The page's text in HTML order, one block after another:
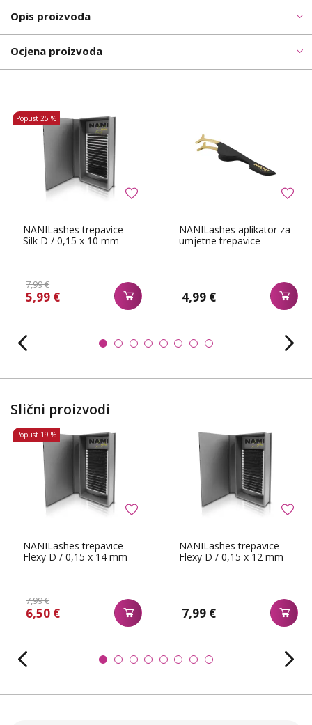
Opis proizvoda
Ocjena proizvoda
NANILashes trepavice
Silk D / 0,15 x 10 mm
7,99 €
5,99 €
Popust 25 %
NANILashes aplikator za
umjetne trepavice
4,99 €
Slični proizvodi
NANILashes trepavice
Flexy D / 0,15 x 14 mm
7,99 €
6,50 €
Popust 19 %
NANILashes trepavice
Flexy D / 0,15 x 12 mm
7,99 €